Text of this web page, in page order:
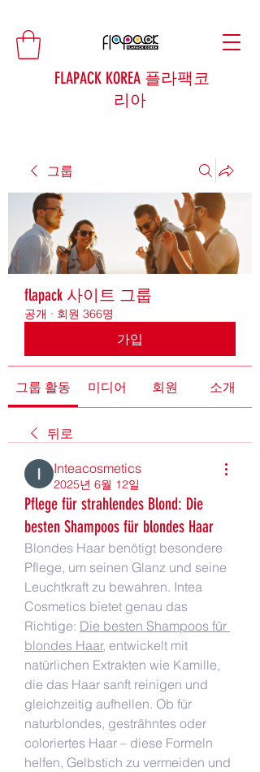
FLAPACK KOREA 플라팩코
리아
그룹
flapack 사이트 그룹
공개 · 회원 366명
가입
그룹 활동 미디어 회원 소개
뒤로
Inteacosmetics
2025년 6월 12일
Pflege für strahlendes Blond: Die
besten Shampoos für blondes Haar
Blondes Haar benötigt besondere
Pflege, um seinen Glanz und seine
Leuchtkraft zu bewahren. Intea
Cosmetics bietet genau das
Richtige: Die besten Shampoos für
blondes Haar, entwickelt mit
natürlichen Extrakten wie Kamille,
die das Haar sanft reinigen und
gleichzeitig aufhellen. Ob für
naturblondes, gesträhntes oder
coloriertes Haar – diese Formeln
helfen, Gelbstich zu vermeiden und